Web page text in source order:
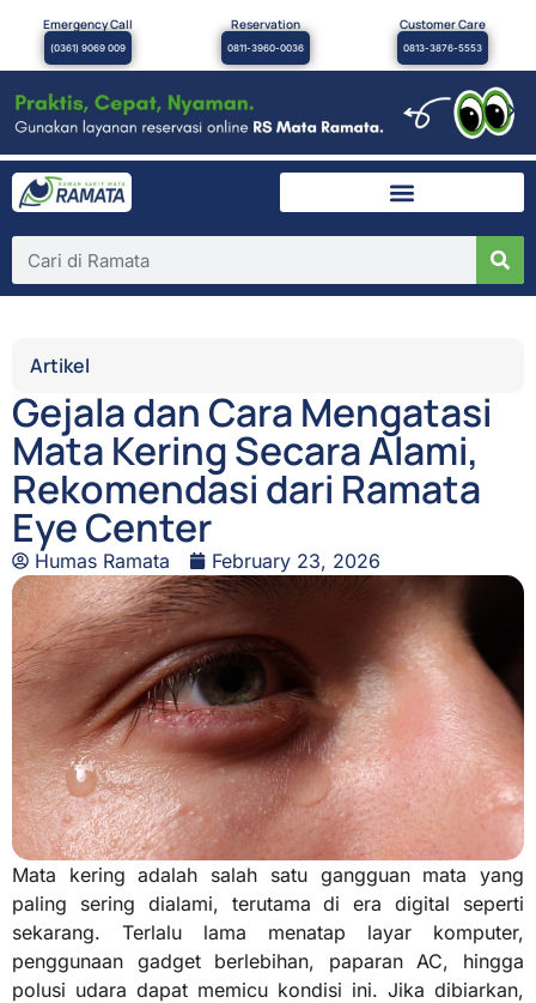
Emergency Call
(0361) 9069 009
Reservation
0811-3960-0036
Customer Care
0813-3876-5553
×
Artikel
Gejala dan Cara Mengatasi
Mata Kering Secara Alami,
Rekomendasi dari Ramata
Eye Center
Humas Ramata February 23, 2026
Mata kering adalah salah satu gangguan mata yang
paling sering dialami, terutama di era digital seperti
sekarang. Terlalu lama menatap layar komputer,
penggunaan gadget berlebihan, paparan AC, hingga
polusi udara dapat memicu kondisi ini. Jika dibiarkan,